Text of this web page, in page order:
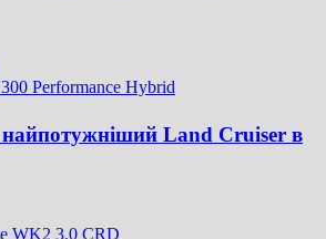
Land Cruiser в